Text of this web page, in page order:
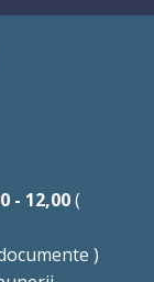
- 12,00(
)